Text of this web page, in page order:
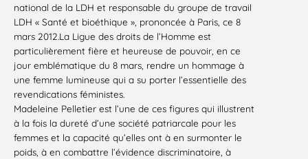
national de la LDH et responsable du groupe de travail
LDH « Santé et bioéthique », prononcée à Paris, ce 8
mars 2012.La Ligue des droits de l’Homme est
particulièrement fière et heureuse de pouvoir, en ce
jour emblématique du 8 mars, rendre un hommage à
une femme lumineuse qui a su porter l’essentielle des
revendications féministes.
Madeleine Pelletier est l’une de ces figures qui illustrent
à la fois la dureté d’une société patriarcale pour les
femmes et la capacité qu’elles ont à en surmonter le
poids, à en combattre l’évidence discriminatoire, à